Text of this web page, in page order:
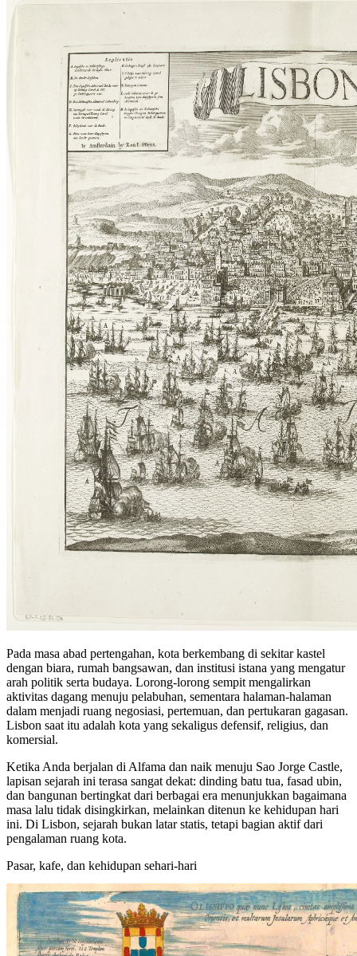
Pada masa abad pertengahan, kota berkembang di sekitar kastel
dengan biara, rumah bangsawan, dan institusi istana yang mengatur
arah politik serta budaya. Lorong-lorong sempit mengalirkan
aktivitas dagang menuju pelabuhan, sementara halaman-halaman
dalam menjadi ruang negosiasi, pertemuan, dan pertukaran gagasan.
Lisbon saat itu adalah kota yang sekaligus defensif, religius, dan
komersial.
Ketika Anda berjalan di Alfama dan naik menuju Sao Jorge Castle,
lapisan sejarah ini terasa sangat dekat: dinding batu tua, fasad ubin,
dan bangunan bertingkat dari berbagai era menunjukkan bagaimana
masa lalu tidak disingkirkan, melainkan ditenun ke kehidupan hari
ini. Di Lisbon, sejarah bukan latar statis, tetapi bagian aktif dari
pengalaman ruang kota.
Pasar, kafe, dan kehidupan sehari-hari